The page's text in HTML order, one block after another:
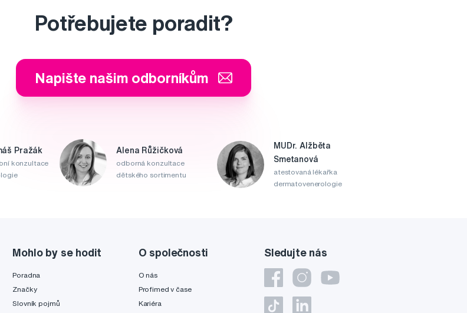
Potřebujete poradit?
Napište našim odborníkům
Pražák
konzultace
Alena Růžičková
odborná konzultace
dětského sortimentu
MUDr. Alžběta
Smetanová
atestovaná lékařka
dermatovenerologie
Sledujte nás
Mohlo by se hodit
Poradna
Značky
Slovník pojmů
O společnosti
O nás
Profimed v čase
Kariéra